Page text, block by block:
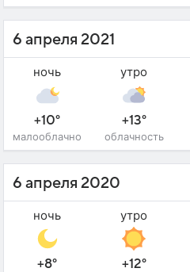
6 апреля 2021
ночь
+10°
малооблачно
утро
+13°
облачность
6 апреля 2020
ночь
+8°
утро
+12°